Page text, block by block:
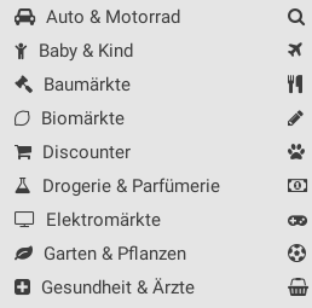
Auto & Motorrad
Baby & Kind
Baumärkte
Biomärkte
Discounter
Drogerie & Parfümerie
Elektromärkte
Garten & Pflanzen
Gesundheit & Ärzte